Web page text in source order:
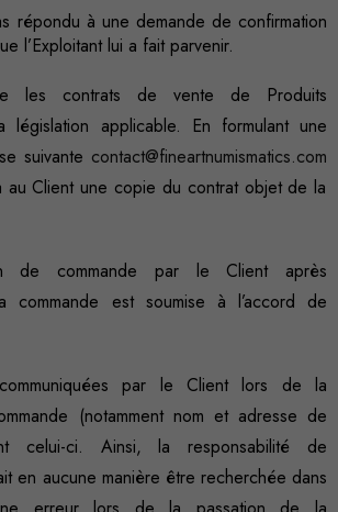
répondu à une demande de confirmation
l’Exploitant lui a fait parvenir.
les contrats de vente de Produits
législation applicable. En formulant une
suivante contact@fineartnumismatics.com
au Client une copie du contrat objet de la
de commande par le Client après
commande est soumise à l’accord de
par le Client lors de la
(notamment nom et adresse de
celui-ci. Ainsi, la responsabilité de
en aucune manière être recherchée dans
ne sont pas
facultatifs. Ils
nécessaires au
fonctionnement
du site Web.
Afin que
nous
et la
structure du
site Web, en
fonction de
l'usage qu'il